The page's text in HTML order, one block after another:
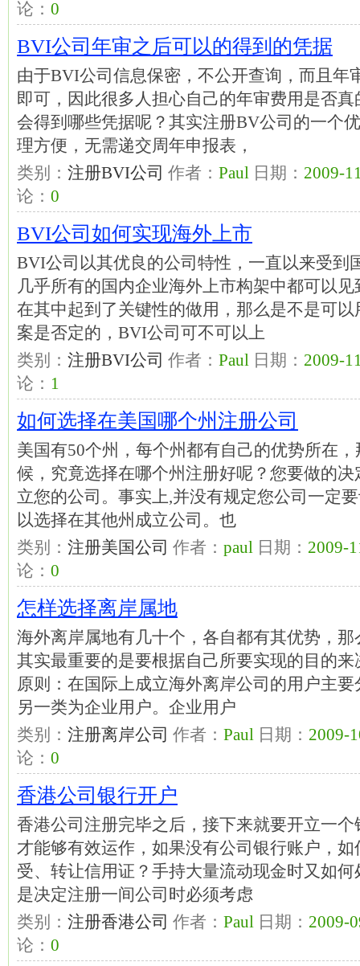
论： 0
BVI公司年审之后可以的得到的凭据
由于BVI公司信息保密，不公开查询，而且年
即可，因此很多人担心自己的年审费用是否
会得到哪些凭据呢？其实注册BV公司的一个
理方便，无需递交周年申报表，
类别： 注册BVI公司 作者： Paul 日期： 2009-
论： 0
BVI公司如何实现海外上市
BVI公司以其优良的公司特性，一直以来受到
几乎所有的国内企业海外上市构架中都可以
在其中起到了关键性的做用，那么是不是可
案是否定的，BVI公司可不可以上
类别： 注册BVI公司 作者： Paul 日期： 2009-
论： 1
如何选择在美国哪个州注册公司
美国有50个州，每个州都有自己的优势所在
候，究竟选择在哪个州注册好呢？您要做的
立您的公司。事实上,并没有规定您公司一定
以选择在其他州成立公司。也
类别： 注册美国公司 作者： paul 日期： 2009-
论： 0
怎样选择离岸属地
海外离岸属地有几十个，各自都有其优势，
其实最重要的是要根据自己所要实现的目的
原则：在国际上成立海外离岸公司的用户主
另一类为企业用户。企业用户
类别： 注册离岸公司 作者： Paul 日期： 2009-
论： 0
香港公司银行开户
香港公司注册完毕之后，接下来就要开立一
才能够有效运作，如果没有公司银行账户，
受、转让信用证？手持大量流动现金时又如
是决定注册一间公司时必须考虑
类别： 注册香港公司 作者： Paul 日期： 2009-
论： 0